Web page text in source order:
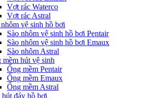
Vợt rác Waterco
Vợt rác Astral
nhôm vệ sinh hồ bơi
Sào nhôm vệ sinh hồ bơi Pentair
Sào nhôm vệ sinh hồ bơi Emaux
Sào nhôm Astral
mềm hút vệ sinh
Ống mềm Pentair
Ống mềm Emaux
Ống mềm Astral
hút đáy hồ bơi